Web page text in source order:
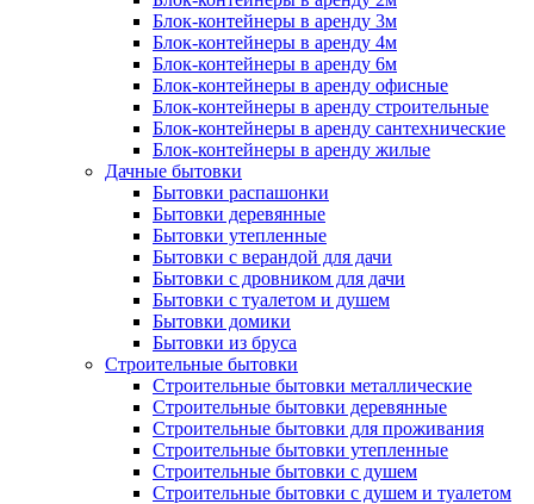
Блок-контейнеры в аренду 3м
Блок-контейнеры в аренду 4м
Блок-контейнеры в аренду 6м
Блок-контейнеры в аренду офисные
Блок-контейнеры в аренду строительные
Блок-контейнеры в аренду сантехнические
Блок-контейнеры в аренду жилые
Дачные бытовки
Бытовки распашонки
Бытовки деревянные
Бытовки утепленные
Бытовки с верандой для дачи
Бытовки с дровником для дачи
Бытовки с туалетом и душем
Бытовки домики
Бытовки из бруса
Строительные бытовки
Строительные бытовки металлические
Строительные бытовки деревянные
Строительные бытовки для проживания
Строительные бытовки утепленные
Строительные бытовки с душем
Строительные бытовки с душем и туалетом